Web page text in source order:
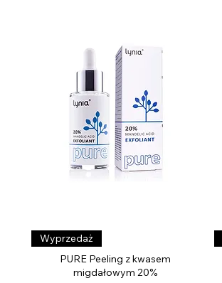
Wyprzedaż
PURE Peeling z kwasem
migdałowym 20%